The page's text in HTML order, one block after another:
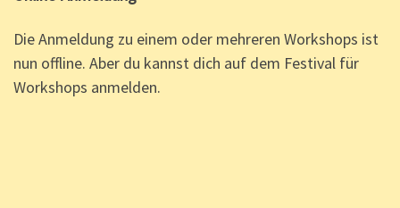
Die Anmeldung zu einem oder mehreren Workshops ist
nun offline. Aber du kannst dich auf dem Festival für
Workshops anmelden.